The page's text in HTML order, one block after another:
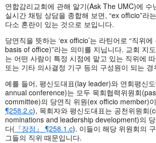
연합감리교회에 관해 알기(Ask The UMC)에 수
실시간 채팅 상담을 종합해 보면, “ex officio”라
다소 혼란이 있는 것으로 보입니다.
당연직을 뜻하는 ‘ex officio’는 라틴어로 “직위
basis of office)”라는 의미를 지닙니다. 교회 지
는 어떤 사람이 특정 시점에 맡고 있는 직위에
또는 기타 의사결정 기구 등의 구성원이 되는
예를 들어, 평신도대표(lay leader)와 연회평신
annual conference)는 모두 목회협력위원회
committee)의 당연직 위원(ex officio member)
¶258.2.c), 목회자와 평신도대표는 공천위원회
nominations and leadership development)의
다( 『장정』 ¶258.1.c). 이들이 해당 위원회의
그들의 직위 때문입니다.